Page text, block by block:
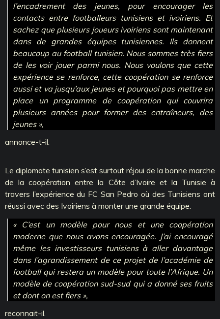
l’encadrement des jeunes, pour encourager les
contacts entre footballeurs tunisiens et ivoiriens. Et
sachez que plusieurs joueurs ivoiriens sont maintenant
dans de grandes équipes tunisiennes. Ils donnent
beaucoup au football tunisien. Nous sommes très fiers
de les voir jouer parmi nous. Nous voulons que cette
expérience se renforce, cette coopération se renforce
aussi et va jusqu’aux jeunes et pourquoi pas mettre en
place un programme de coopération qui couvrira
plusieurs années pour former des entraîneurs, des
jeunes »,
annonce-t-il.
Le diplomate tunisien s’est surtout réjoui de la bonne marche
de la coopération entre la Côte d’Ivoire et la Tunisie à
travers l’expérience du FC San Pedro où des Tunisiens ont
réussi avec des Ivoiriens à monter une grande équipe.
« C’est un modèle pour nous et une coopération
moderne que nous avons encouragée. J’ai encouragé
même les investisseurs tunisiens à aller davantage
dans l’agrandissement de ce projet de l’académie de
football qui restera un modèle pour toute l’Afrique. Un
modèle de coopération sud-sud qui a donné ses fruits
et dont on est fiers »,
reconnait-il.